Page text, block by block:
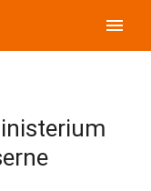
menu